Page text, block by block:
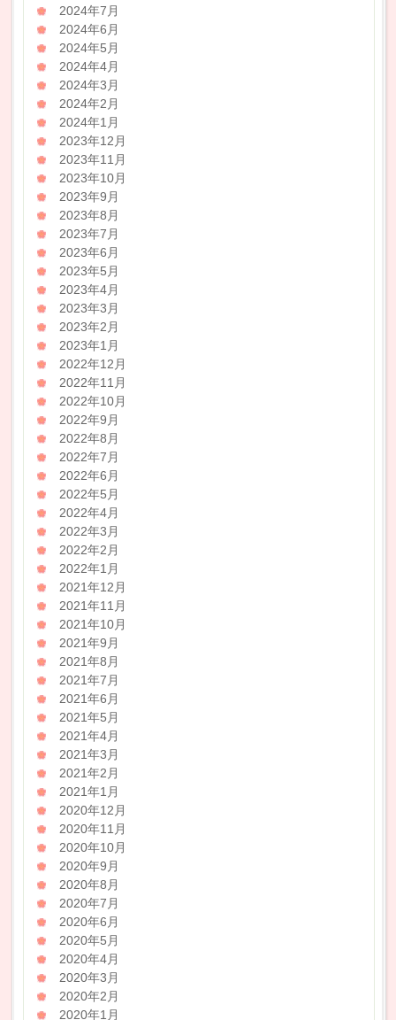
2024年7月
2024年6月
2024年5月
2024年4月
2024年3月
2024年2月
2024年1月
2023年12月
2023年11月
2023年10月
2023年9月
2023年8月
2023年7月
2023年6月
2023年5月
2023年4月
2023年3月
2023年2月
2023年1月
2022年12月
2022年11月
2022年10月
2022年9月
2022年8月
2022年7月
2022年6月
2022年5月
2022年4月
2022年3月
2022年2月
2022年1月
2021年12月
2021年11月
2021年10月
2021年9月
2021年8月
2021年7月
2021年6月
2021年5月
2021年4月
2021年3月
2021年2月
2021年1月
2020年12月
2020年11月
2020年10月
2020年9月
2020年8月
2020年7月
2020年6月
2020年5月
2020年4月
2020年3月
2020年2月
2020年1月